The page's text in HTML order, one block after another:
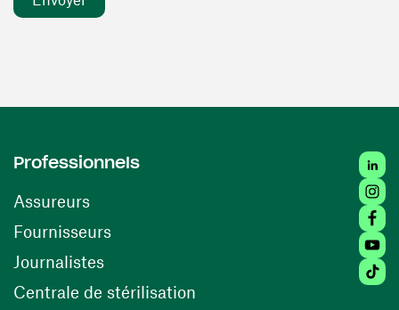
Professionnels
Assureurs
Fournisseurs(ouvre une nouvelle fenêtre)
Journalistes
Centrale de stérilisation (ouvre une nouvelle